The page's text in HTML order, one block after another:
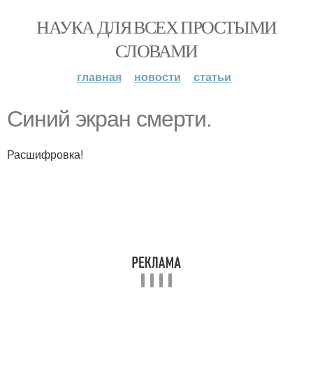
НАУКА ДЛЯ ВСЕХ ПРОСТЫМИ
СЛОВАМИ
главная новости статьи
Синий экран смерти.
Расшифровка!